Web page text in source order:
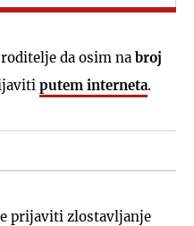
da osim na broj
putem interneta.
prijaviti zlostavljanje